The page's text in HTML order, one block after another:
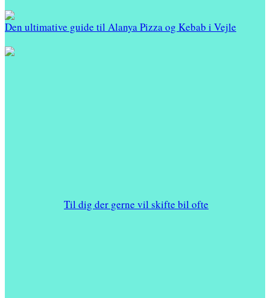
Den ultimative guide til Alanya Pizza og Kebab i Vejle
Til dig der gerne vil skifte bil ofte